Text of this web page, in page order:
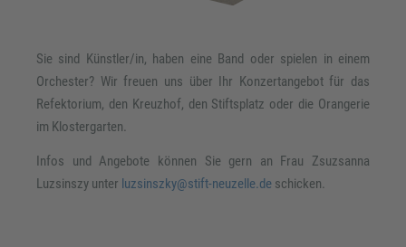
Sie sind Künstler/in, haben eine Band oder spielen in einem
Orchester? Wir freuen uns über Ihr Konzertangebot für das
Refektorium, den Kreuzhof, den Stiftsplatz oder die Orangerie
im Klostergarten.
Infos und Angebote können Sie gern an Frau Zsuzsanna
Luzsinszy unter luzsinszky@stift-neuzelle.de schicken.